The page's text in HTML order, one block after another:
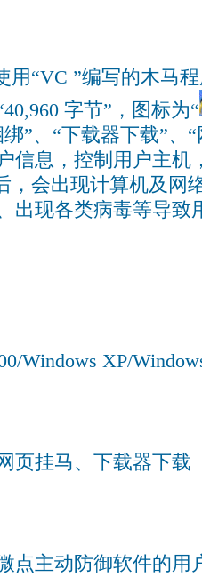
用“VC ”编写的木马
字节”，图标为“
”、“下载器下载”、
信息，控制用户主
，会出现计算机及网
出现各类病毒等导
Windows XP/
页挂马、下载器下载
点主动防御软件的